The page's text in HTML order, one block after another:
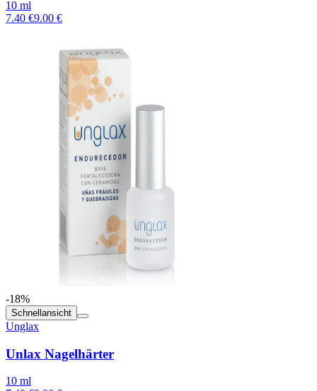
10 ml
7.40 €9.00 €
-18%
Schnellansicht
Unglax
Unlax Nagelhärter
10 ml